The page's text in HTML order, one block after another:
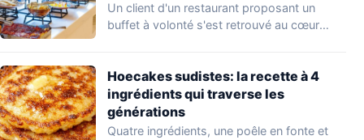
Un client d'un restaurant proposant un
buffet à volonté s'est retrouvé au cœur
Hoecakes sudistes: la recette à 4
ingrédients qui traverse les
générations
Quatre ingrédients, une poêle en fonte et